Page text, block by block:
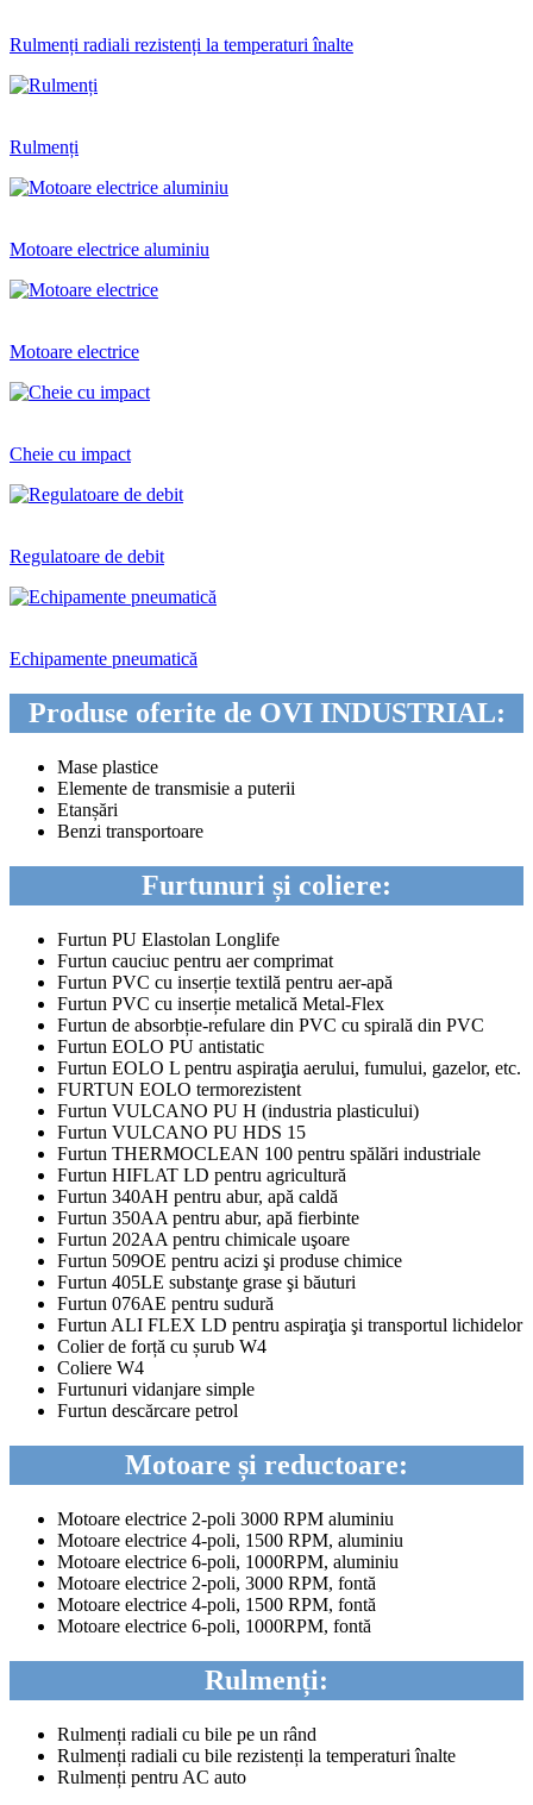
Rulmenți radiali rezistenți la temperaturi înalte
Rulmenți
Motoare electrice aluminiu
Motoare electrice
Cheie cu impact
Regulatoare de debit
Echipamente pneumatică
Produse oferite de OVI INDUSTRIAL:
Mase plastice
Elemente de transmisie a puterii
Etanșări
Benzi transportoare
Furtunuri și coliere:
Furtun PU Elastolan Longlife
Furtun cauciuc pentru aer comprimat
Furtun PVC cu inserție textilă pentru aer-apă
Furtun PVC cu inserție metalică Metal-Flex
Furtun de absorbție-refulare din PVC cu spirală din PVC
Furtun EOLO PU antistatic
Furtun EOLO L pentru aspiraţia aerului, fumului, gazelor, etc.
FURTUN EOLO termorezistent
Furtun VULCANO PU H (industria plasticului)
Furtun VULCANO PU HDS 15
Furtun THERMOCLEAN 100 pentru spălări industriale
Furtun HIFLAT LD pentru agricultură
Furtun 340AH pentru abur, apă caldă
Furtun 350AA pentru abur, apă fierbinte
Furtun 202AA pentru chimicale uşoare
Furtun 509OE pentru acizi şi produse chimice
Furtun 405LE substanţe grase şi băuturi
Furtun 076AE pentru sudură
Furtun ALI FLEX LD pentru aspiraţia şi transportul lichidelor
Colier de forță cu șurub W4
Coliere W4
Furtunuri vidanjare simple
Furtun descărcare petrol
Motoare și reductoare:
Motoare electrice 2-poli 3000 RPM aluminiu
Motoare electrice 4-poli, 1500 RPM, aluminiu
Motoare electrice 6-poli, 1000RPM, aluminiu
Motoare electrice 2-poli, 3000 RPM, fontă
Motoare electrice 4-poli, 1500 RPM, fontă
Motoare electrice 6-poli, 1000RPM, fontă
Rulmenți:
Rulmenți radiali cu bile pe un rând
Rulmenți radiali cu bile rezistenți la temperaturi înalte
Rulmenți pentru AC auto